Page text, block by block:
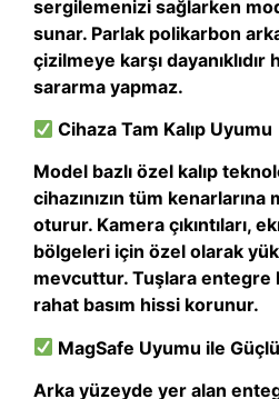
sergilemenizi sağlarken
sunar. Parlak polikarbon
çizilmeye karşı
sararma yapmaz.
Cihaza Tam Kalıp Uyumu
Model bazlı özel kalıp
cihazınızın tüm
oturur. Kamera çıkıntıları,
bölgeleri için özel olarak
mevcuttur. Tuşlara entegre
rahat basım hissi korunur.
MagSafe Uyumu ile
Arka yüzeyde yer alan